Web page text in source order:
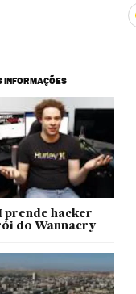
INFORMAÇÕES
prende hacker
do Wannacry